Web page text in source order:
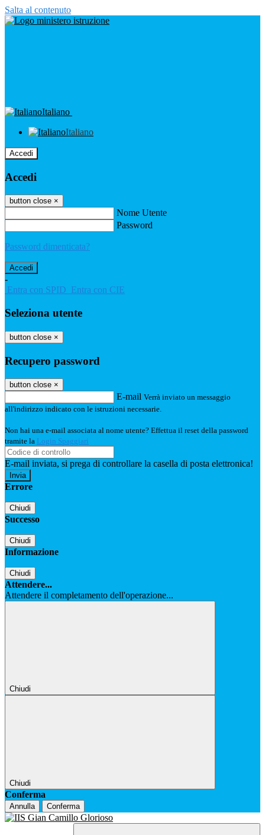
Salta al contenuto
Italiano
Italiano
Accedi
Accedi
button close ×
Nome Utente
Password
Password dimenticata?
-
Entra con SPID Entra con CIE
Seleziona utente
button close ×
Recupero password
button close ×
E-mail Verrà inviato un messaggio
all'indirizzo indicato con le istruzioni necessarie.
Non hai una e-mail associata al nome utente? Effettua il reset della password
tramite la Login Spaggiari
E-mail inviata, si prega di controllare la casella di posta elettronica!
Errore
Chiudi
Successo
Chiudi
Informazione
Chiudi
Attendere...
Attendere il completamento dell'operazione...
Chiudi
Chiudi
Conferma
Annulla Conferma